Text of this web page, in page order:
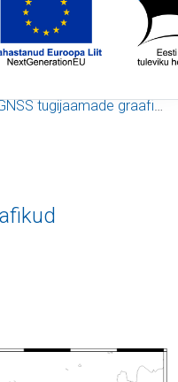
tugijaamade graafikud